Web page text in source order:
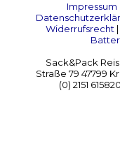
Impressum
Widerrufsrecht|
Sack&Pack
Straße 79 47799
(0) 2151